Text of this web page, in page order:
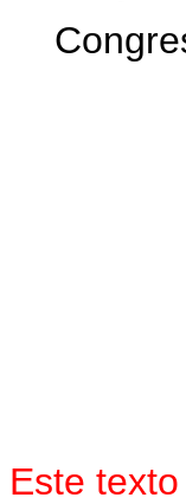
Este